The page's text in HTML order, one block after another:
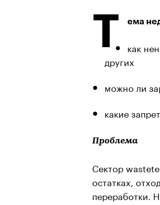
Т ема
как
других
можно ли
какие
Проблема
Сектор
остатках,
переработки.